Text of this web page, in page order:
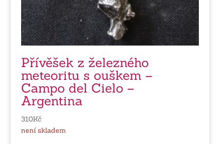
Přívěšek z železného
meteoritu s ouškem –
Campo del Cielo –
Argentina
310Kč
není skladem